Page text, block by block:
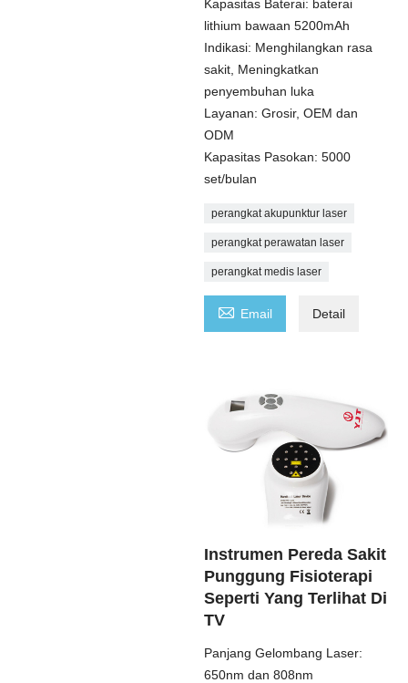
Kapasitas Baterai: baterai
lithium bawaan 5200mAh
Indikasi: Menghilangkan rasa
sakit, Meningkatkan
penyembuhan luka
Layanan: Grosir, OEM dan
ODM
Kapasitas Pasokan: 5000
set/bulan
perangkat akupunktur laser
perangkat perawatan laser
perangkat medis laser
 Email Detail
Instrumen Pereda Sakit
Punggung Fisioterapi
Seperti Yang Terlihat Di
TV
Panjang Gelombang Laser:
650nm dan 808nm